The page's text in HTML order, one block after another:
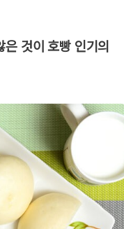
것이 호빵 인기의